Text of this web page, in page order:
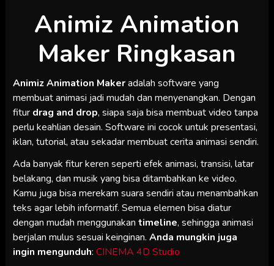
Animiz Animation
Maker Ringkasan
Animiz Animation Makeradalah software yang
membuat animasi jadi mudah dan menyenangkan. Dengan
fitur drag and drop, siapa saja bisa membuat video tanpa
perlu keahlian desain. Software ini cocok untuk presentasi,
iklan, tutorial, atau sekadar membuat cerita animasi sendiri.
Ada banyak fitur keren seperti efek animasi, transisi, latar
belakang, dan musik yang bisa ditambahkan ke video.
Kamu juga bisa merekam suara sendiri atau menambahkan
teks agar lebih informatif. Semua elemen bisa diatur
dengan mudah menggunakan timeline, sehingga animasi
berjalan mulus sesuai keinginan. Anda mungkin juga
ingin mengunduh: CINEMA 4D Studio